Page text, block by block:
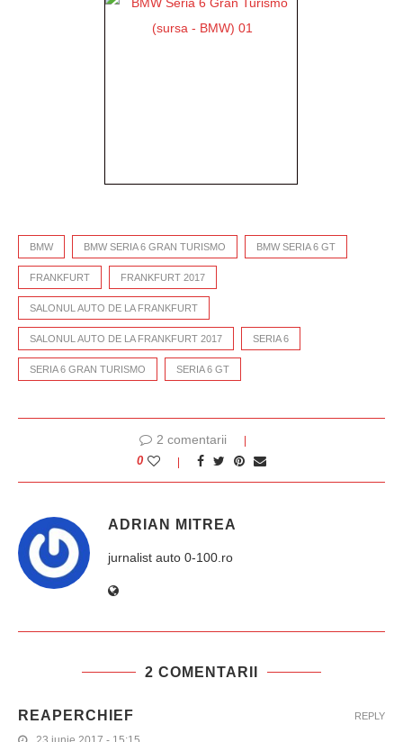
BMW BMW SERIA 6 GRAN TURISMO BMW SERIA 6 GT
FRANKFURT FRANKFURT 2017
SALONUL AUTO DE LA FRANKFURT
SALONUL AUTO DE LA FRANKFURT 2017 SERIA 6
SERIA 6 GRAN TURISMO SERIA 6 GT
2 comentarii
0
ADRIAN MITREA
jurnalist auto 0-100.ro
2 COMENTARII
REAPERCHIEF REPLY